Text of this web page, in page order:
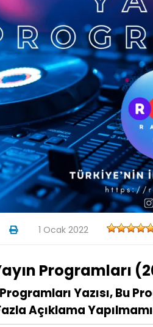
1 Ocak 2022
Programları
Yazısı, Bu
Açıklama